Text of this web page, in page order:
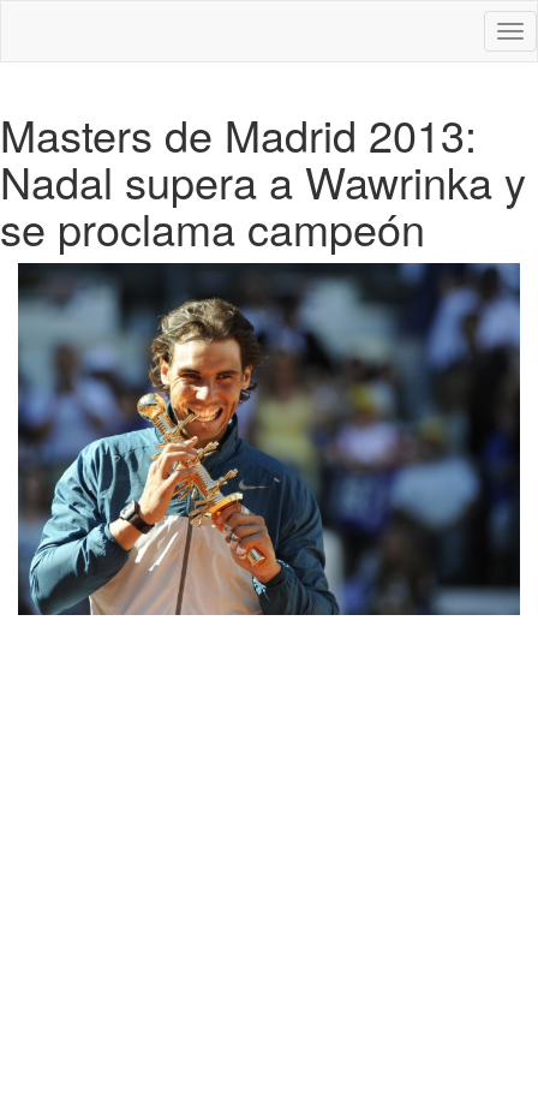
Masters de Madrid 2013:
Nadal supera a Wawrinka y
se proclama campeón